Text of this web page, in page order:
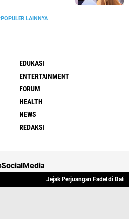
LAINNYA
EDUKASI
ENTERTAINMENT
FORUM
HEALTH
NEWS
REDAKSI
Jejak Perjuangan Fadel di Balik